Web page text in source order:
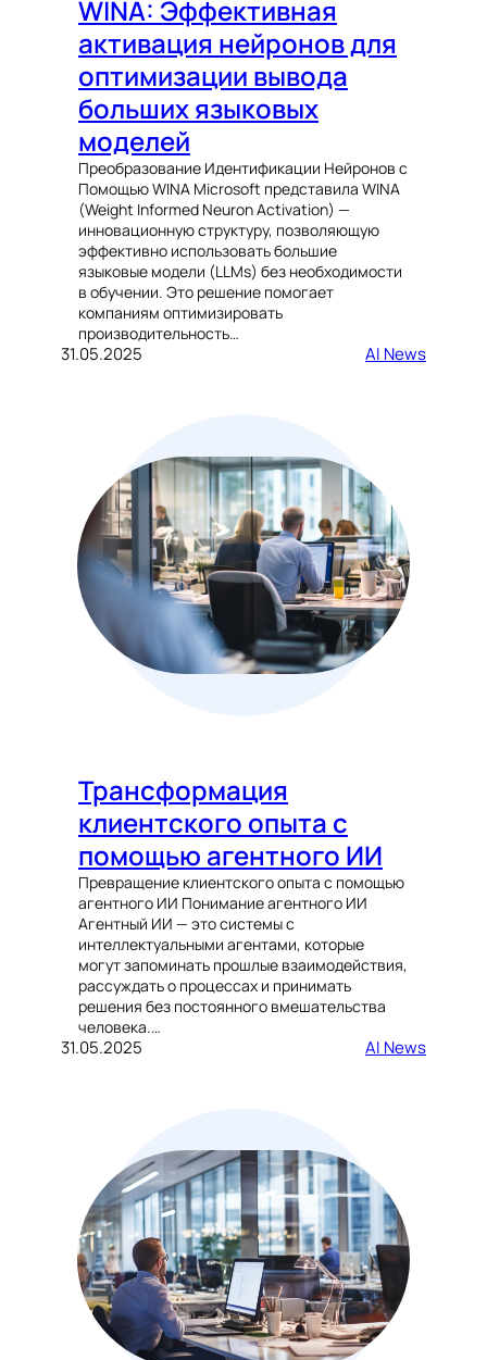
WINA: Эффективная
активация нейронов для
оптимизации вывода
больших языковых
моделей
Преобразование Идентификации Нейронов с
Помощью WINA Microsoft представила WINA
(Weight Informed Neuron Activation) —
инновационную структуру, позволяющую
эффективно использовать большие
языковые модели (LLMs) без необходимости
в обучении. Это решение помогает
компаниям оптимизировать
производительность…
31.05.2025 AI News
Трансформация
клиентского опыта с
помощью агентного ИИ
Превращение клиентского опыта с помощью
агентного ИИ Понимание агентного ИИ
Агентный ИИ — это системы с
интеллектуальными агентами, которые
могут запоминать прошлые взаимодействия,
рассуждать о процессах и принимать
решения без постоянного вмешательства
человека.…
31.05.2025 AI News